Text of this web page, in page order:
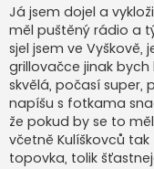
í
s
p
ě
v
e
k
Já jsem dojel a
měl puštěný rádio a
sjel jsem ve Vyškově,
grillovačce jinak
skvělá, počasí super,
napíšu s fotkama
že pokud by se to
včetně Kulíškovců
topovka, tolik